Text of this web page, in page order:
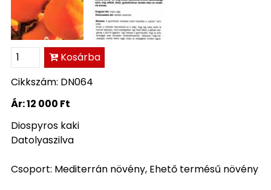
Kosárba
Cikkszám: DN064
Ár:12 000 Ft
Diospyros kaki
Datolyaszilva
Csoport: Mediterrán növény, Ehető termésű növény